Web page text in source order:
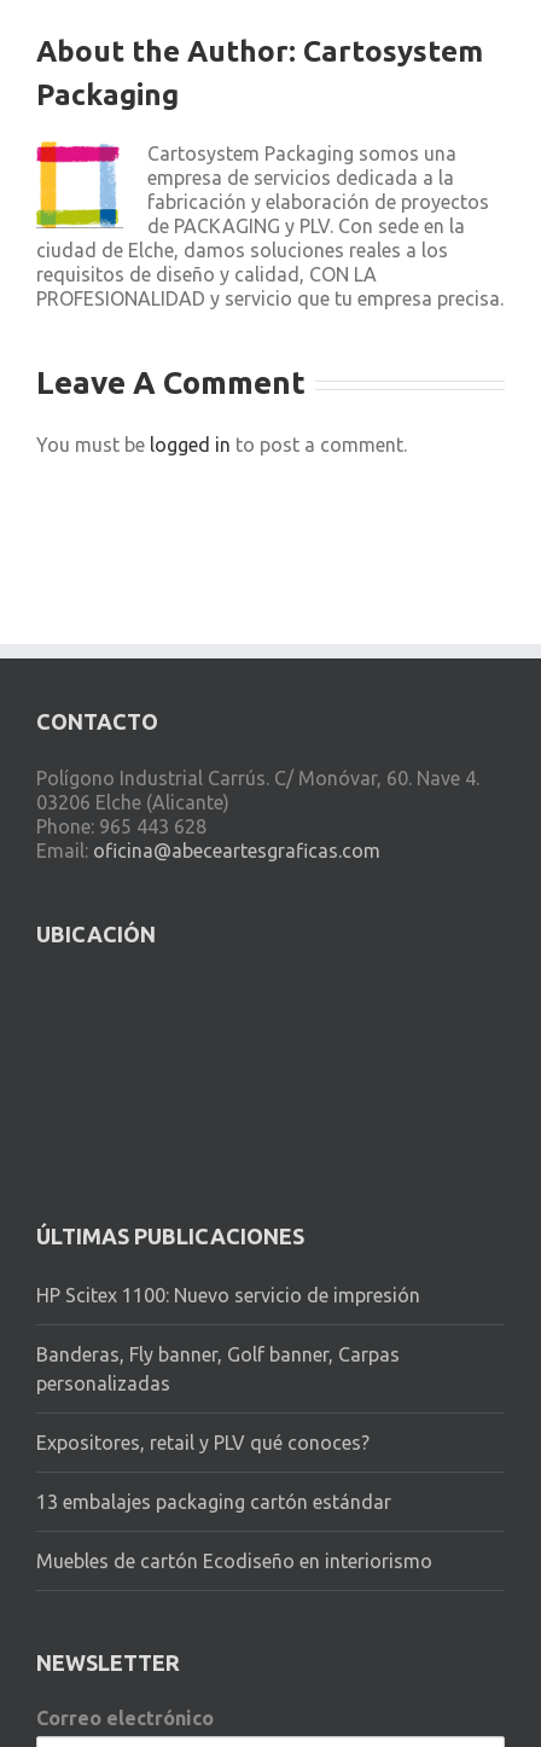
About the Author: Cartosystem
Packaging
Cartosystem Packaging somos una
empresa de servicios dedicada a la
fabricación y elaboración de proyectos
de PACKAGING y PLV. Con sede en la
ciudad de Elche, damos soluciones reales a los
requisitos de diseño y calidad, CON LA
PROFESIONALIDAD y servicio que tu empresa precisa.
Leave A Comment
You must be logged in to post a comment.
CONTACTO
Polígono Industrial Carrús. C/ Monóvar, 60. Nave 4.
03206 Elche (Alicante)
Phone: 965 443 628
Email: oficina@abeceartesgraficas.com
UBICACIÓN
ÚLTIMAS PUBLICACIONES
HP Scitex 1100: Nuevo servicio de impresión
Banderas, Fly banner, Golf banner, Carpas
personalizadas
Expositores, retail y PLV qué conoces?
13 embalajes packaging cartón estándar
Muebles de cartón Ecodiseño en interiorismo
NEWSLETTER
Correo electrónico